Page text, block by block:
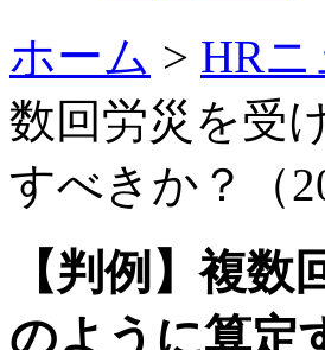
ホーム > HRニ
数回労災を受
すべきか？（
【判例】複
のように算定